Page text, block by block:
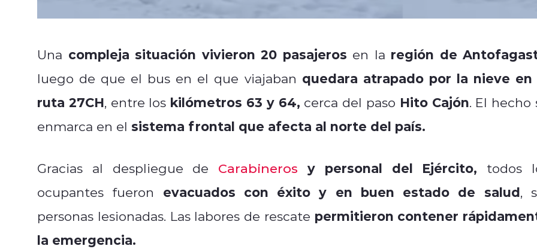
Una compleja situación vivieron 20 pasajeros en la región de
luego de que el bus en el que viajaban quedara atrapado por la nieve en
ruta 27CH, entre los kilómetros 63 y 64, cerca del paso Hito Cajón. El hecho
enmarca en el sistema frontal que afecta al norte del país.
Gracias al despliegue de Carabineros y personal del Ejército, todos
ocupantes fueron evacuados con éxito y en buen estado de salud,
personas lesionadas. Las labores de rescate permitieron contener
la emergencia.